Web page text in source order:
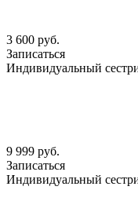
3 600 руб.
Записаться
Индивидуальный
9 999 руб.
Записаться
Индивидуальный